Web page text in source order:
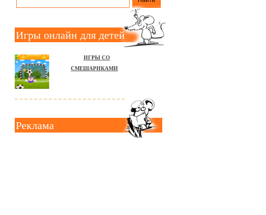
Игры онлайн для детей
ИГРЫ СО
СМЕШАРИКАМИ
Реклама